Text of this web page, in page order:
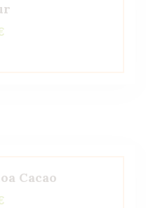
Cacao